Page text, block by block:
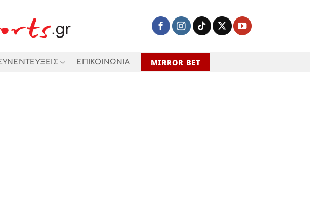
ΕΠΙΚΟΙΝΩΝΙΑ MIRROR BET